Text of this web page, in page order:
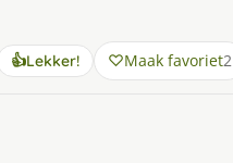
👍Lekker! Maak favoriet2